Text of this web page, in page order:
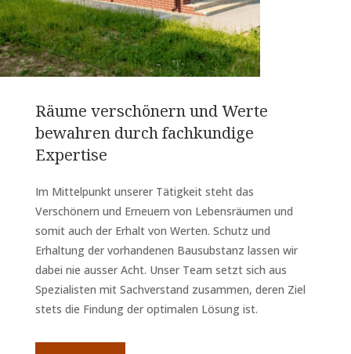
Räume verschönern und Werte
bewahren durch fachkundige
Expertise
Im Mittelpunkt unserer Tätigkeit steht das
Verschönern und Erneuern von Lebensräumen und
somit auch der Erhalt von Werten. Schutz und
Erhaltung der vorhandenen Bausubstanz lassen wir
dabei nie ausser Acht. Unser Team setzt sich aus
Spezialisten mit Sachverstand zusammen, deren Ziel
stets die Findung der optimalen Lösung ist.